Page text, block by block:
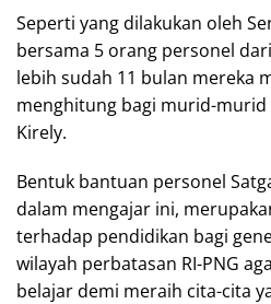
Seperti yang dilakukan oleh
bersama 5 orang personel
lebih sudah 11 bulan mereka
menghitung bagi murid-murid
Kirely.
Bentuk bantuan personel
dalam mengajar ini,
terhadap pendidikan bagi
wilayah perbatasan RI-PNG
belajar demi meraih cita-cita